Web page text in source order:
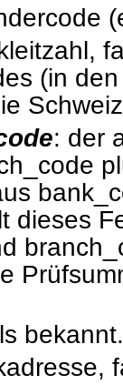
(in
: der
dieses
bekannt.